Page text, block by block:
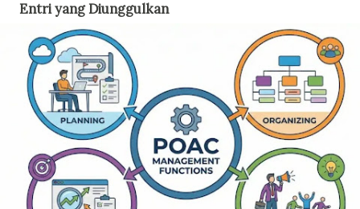
Entri yang Diunggulkan